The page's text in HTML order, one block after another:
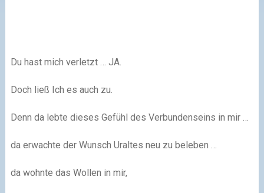
Du hast mich verletzt … JA.
Doch ließ Ich es auch zu.
Denn da lebte dieses Gefühl des Verbundenseins in mir …
da erwachte der Wunsch Uraltes neu zu beleben …
da wohnte das Wollen in mir,